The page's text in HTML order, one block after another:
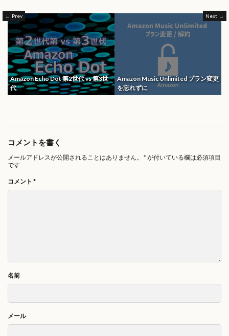
Prev
Amazon Echo Dot 第2世代 vs 第3世
代
Next
Amazon Music Unlimited プラン変更
を忘れずに
コメントを書く
メールアドレスが公開されることはありません。 *が付いている欄は必須項目
です
コメント *
名前
メール